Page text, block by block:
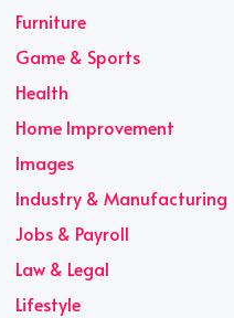
Furniture
Game & Sports
Health
Home Improvement
Images
Industry & Manufacturing
Jobs & Payroll
Law & Legal
Lifestyle